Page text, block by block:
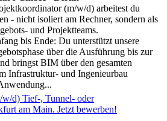
(m/w/d) arbeitest du
- nicht isoliert am Rechner, sondern als
und Projektteams.
bis Ende: Du unterstützt unsere
über die Ausführung bis zur
bringst BIM über den gesamten
Infrastruktur- und Ingenieurbau